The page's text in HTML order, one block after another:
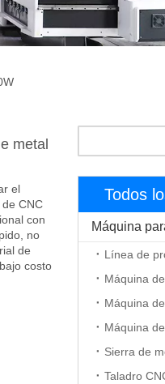
metal
el
CNC
con
no
de
costo
Todos
Máquina
Línea de
Máquina
Sierra de
Taladro